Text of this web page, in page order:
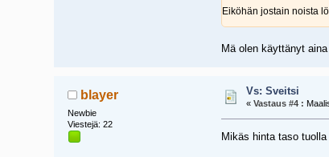
Eiköhän jostain noista
Mä olen käyttänyt
blayer
Newbie
Viestejä: 22
Vs: Sveitsi
« Vastaus #4 :
Mikäs hinta taso